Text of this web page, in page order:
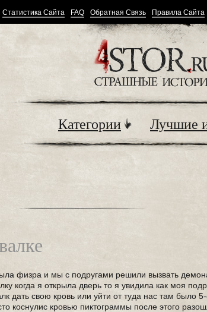
Статистика Сайта FAQ Обратная Связь Правила Сайта
Категории Лучшие
физра и мы с подругами решили вызвать
когда я открыла дверь то я увидила как моя
дать свою кровь или уйти от туда нас там
коснулис кровью пиктограммы после этого